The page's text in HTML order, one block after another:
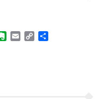
Evernote
EmailCopy